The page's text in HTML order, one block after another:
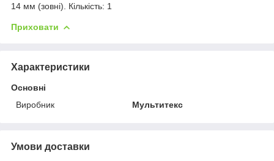
14 мм (зовні). Кількість: 1
Приховати
Характеристики
Основні
Виробник
Мультитекс
Умови доставки